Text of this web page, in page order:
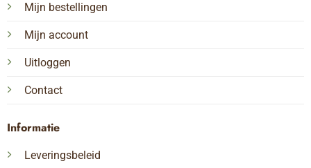
Mijn bestellingen
Mijn account
Uitloggen
Contact
Informatie
Leveringsbeleid